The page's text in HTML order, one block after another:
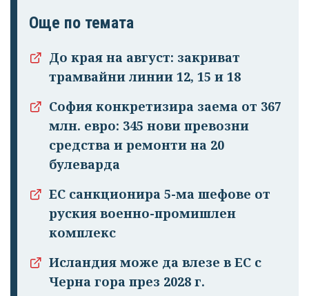
Успешно
излязохте от
профила си!
Още по темата
До края на август: закриват
трамвайни линии 12, 15 и 18
София конкретизира заема от 367
млн. евро: 345 нови превозни
средства и ремонти на 20
булеварда
ЕС санкционира 5-ма шефове от
руския военно-промишлен
комплекс
Исландия може да влезе в ЕС с
Черна гора през 2028 г.